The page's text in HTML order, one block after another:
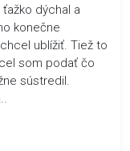
dýchal a
konečne
ublížiť. Tiež to
som podať čo
sústredil.